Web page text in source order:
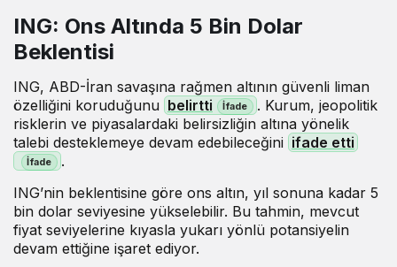
ING: Ons Altında 5 Bin Dolar
Beklentisi
ING, ABD-İran savaşına rağmen altının güvenli liman
özelliğini koruduğunu belirtti
. Kurum, jeopolitik
risklerin ve piyasalardaki belirsizliğin altına yönelik
talebi desteklemeye devam edebileceğini ifade etti
.
ING’nin beklentisine göre ons altın, yıl sonuna kadar 5
bin dolar seviyesine yükselebilir. Bu tahmin, mevcut
fiyat seviyelerine kıyasla yukarı yönlü potansiyelin
devam ettiğine işaret ediyor.